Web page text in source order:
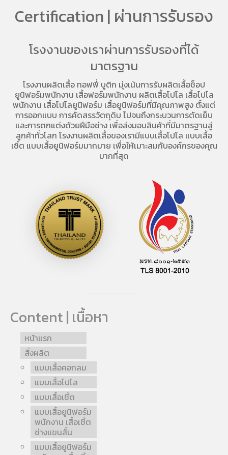
Certification | ผ่านการรับรอง
โรงงานของเราผ่านการรับรองที่ได้
มาตรฐาน
โรงงานผลิตเสื้อ ทอฟฟี่ บูติก มุ่งเน้นการรับผลิตเสื้อช็อป
ยูนิฟอร์มพนักงาน เสื้อฟอร์มพนักงาน ผลิตเสื้อโปโล เสื้อโปโล
พนักงาน เสื้อโปโลยูนิฟอร์ม เสื้อยูนิฟอร์มที่มีคุณภาพสูง ตั้งแต่
การออกแบบ การคัดสรรวัตถุดิบ ไปจนถึงกระบวนการตัดเย็บ
และการตกแต่งด้วยฝีมือช่าง เพื่อส่งมอบสินค้าที่มีมาตรฐานสู่
ลูกค้าทั่วโลก โรงงานผลิตเสื้อของเรามีแบบเสื้อโปโล แบบเสื้อ
เชิ้ต แบบเสื้อยูนิฟอร์มมากมาย เพื่อให้เมาะสมกับองค์กรของคุณ
มากที่สุด
Content | เนื้อหา
หน้าแรก
สั่งผลิต
แบบเสื้อคอกลม
แบบเสื้อโปโล
แบบเสื้อเชิ้ต
แบบเสื้อยูนิฟอร์ม
พนักงาน เสื้อเชิ้ต
ช่างแขนสั้น
แบบเสื้อยูนิฟอร์ม